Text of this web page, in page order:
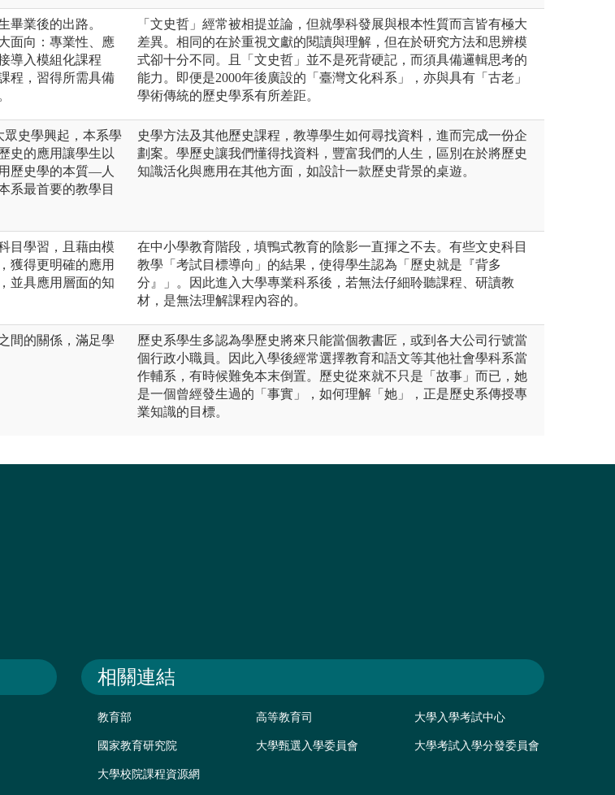
畢業後的出路。
面向：專業性、應
導入模組化課程
程，習得所需具備
「文史哲」經常被相提並論，但就學科發展與根本性質而言皆有極大
差異。相同的在於重視文獻的閱讀與理解，但在於研究方法和思辨模
式卻十分不同。且「文史哲」並不是死背硬記，而須具備邏輯思考的
能力。即便是2000年後廣設的「臺灣文化科系」，亦與具有「古老」
學術傳統的歷史學系有所差距。
史學興起，本系學
史的應用讓學生以
歷史學的本質—人
系最首要的教學目
史學方法及其他歷史課程，教導學生如何尋找資料，進而完成一份企
劃案。學歷史讓我們懂得找資料，豐富我們的人生，區別在於將歷史
知識活化與應用在其他方面，如設計一款歷史背景的桌遊。
目學習，且藉由模
獲得更明確的應用
並具應用層面的知
在中小學教育階段，填鴨式教育的陰影一直揮之不去。有些文史科目
教學「考試目標導向」的結果，使得學生認為「歷史就是『背多
分』」。因此進入大學專業科系後，若無法仔細聆聽課程、研讀教
材，是無法理解課程內容的。
間的關係，滿足學
歷史系學生多認為學歷史將來只能當個教書匠，或到各大公司行號當
個行政小職員。因此入學後經常選擇教育和語文等其他社會學科系當
作輔系，有時候難免本末倒置。歷史從來就不只是「故事」而已，她
是一個曾經發生過的「事實」，如何理解「她」，正是歷史系傳授專
業知識的目標。
相關連結
教育部 高等教育司 大學入學考試中心
國家教育研究院 大學甄選入學委員會 大學考試入學分發委員會
大學校院課程資源網